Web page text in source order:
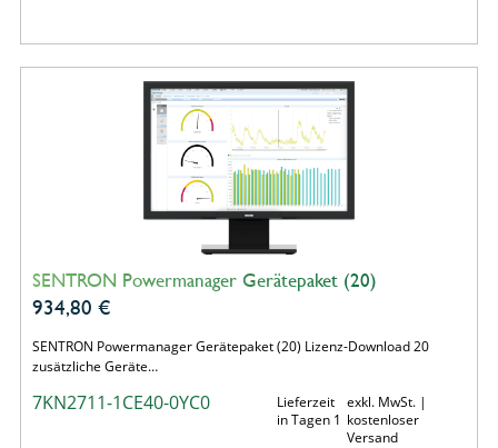
SENTRON Powermanager Gerätepaket (20)
934,80 €
SENTRON Powermanager Gerätepaket (20) Lizenz-Download 20
zusätzliche Geräte…
7KN2711-1CE40-0YC0
Lieferzeit
in Tagen 1
exkl. MwSt. |
kostenloser
Versand